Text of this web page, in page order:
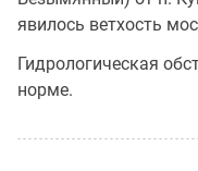
явилось ветхость
Гидрологическая
норме.